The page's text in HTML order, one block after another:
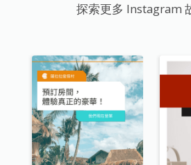
探索更多 Instagram